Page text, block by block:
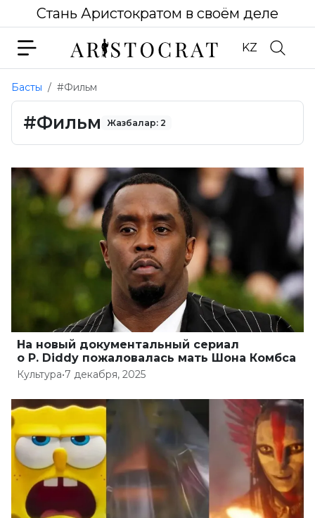
Стань Аристократом в своём деле
KZ
Басты #Фильм
#Фильм Жазбалар: 2
На новый документальный сериал
о P. Diddy пожаловалась мать Шона Комбса
Культура•7 декабря, 2025